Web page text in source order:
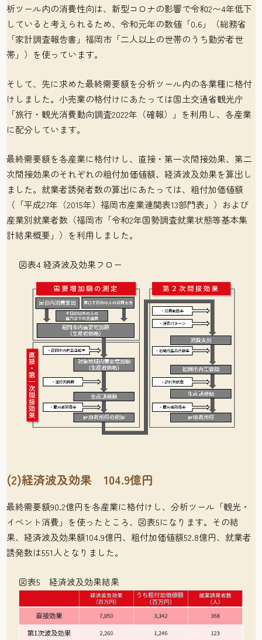
析ツール内の消費性向は、新型コロナの影響で令和2〜4年低下
していると考えられるため、令和元年の数値「0.6」（総務省
「家計調査報告書」福岡市「二人以上の世帯のうち勤労者世
帯」）を使っています。
そして、先に求めた最終需要額を分析ツール内の各業種に格付
けしました。小売業の格付けにあたっては国土交通省観光庁
「旅行・観光消費動向調査2022年（確報）」を利用し、各産業
に配分しています。
最終需要額を各産業に格付けし、直接・第一次間接効果、第二
次間接効果のそれぞれの粗付加価値額、経済波及効果を算出し
ました。就業者誘発者数の算出にあたっては、粗付加価値額
（「平成27年（2015年）福岡市産業連関表13部門表」）および
産業別就業者数（福岡市「令和2年国勢調査就業状態等基本集
計結果概要」）を利用しました。
図表4 経済波及効果フロー
(2)経済波及効果 104.9億円
最終需要額90.2億円を各産業に格付けし、分析ツール「観光・
イベント消費」を使ったところ、図表5になります。その結
果、経済波及効果額104.9億円、粗付加価値額52.8億円、就業者
誘発数は551人となりました。
図表5 経済波及効果結果